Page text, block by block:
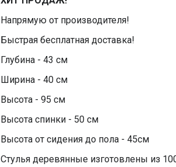
Напрямую от производителя!
Быстрая бесплатная доставка!
Глубина - 43 см
Ширина - 40 см
Высота - 95 см
Высота спинки - 50 см
Высота от сидения до пола - 45см
Стулья деревянные изготовлены из